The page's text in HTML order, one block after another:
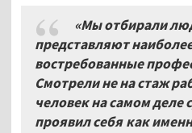
«Мы отбирали
представляют
востребованные
Смотрели не на стаж
человек на самом деле
проявил себя как